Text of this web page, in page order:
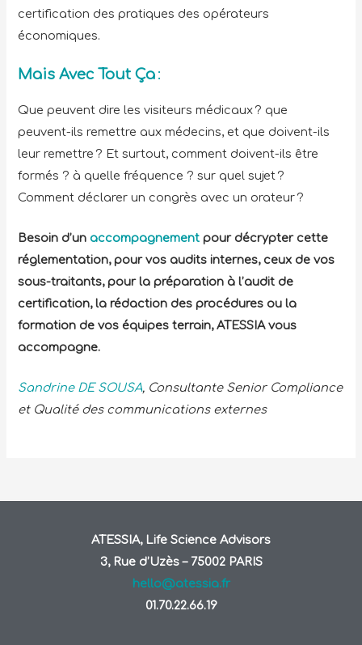
certification des pratiques des opérateurs
économiques.
Mais Avec Tout Ça :
Que peuvent dire les visiteurs médicaux ? que
peuvent-ils remettre aux médecins, et que doivent-ils
leur remettre ? Et surtout, comment doivent-ils être
formés ? à quelle fréquence ? sur quel sujet ?
Comment déclarer un congrès avec un orateur ?
Besoin d’unaccompagnement pour décrypter cette
réglementation, pour vos audits internes, ceux de vos
sous-traitants, pour la préparation à l’audit de
certification, la rédaction des procédures ou la
formation de vos équipes terrain, ATESSIA vous
accompagne.
Sandrine DE SOUSA, Consultante Senior Compliance
et Qualité des communications externes
ATESSIA, Life Science Advisors
3, Rue d’Uzès – 75002 PARIS
hello@atessia.fr
01.70.22.66.19